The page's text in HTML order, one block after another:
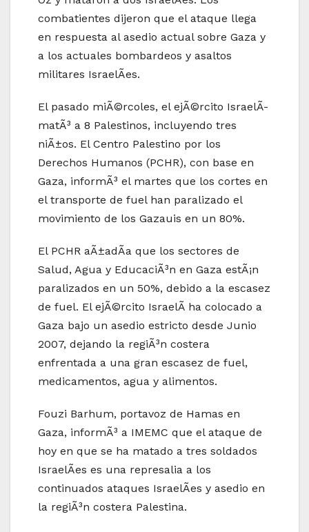
combatientes dijeron que el ataque llega
en respuesta al asedio actual sobre Gaza y
a los actuales bombardeos y asaltos
militares IsraelÃ­es.
El pasado miÃ©rcoles, el ejÃ©rcito IsraelÃ­
matÃ³ a 8 Palestinos, incluyendo tres
niÃ±os. El Centro Palestino por los
Derechos Humanos (PCHR), con base en
Gaza, informÃ³ el martes que los cortes en
el transporte de fuel han paralizado el
movimiento de los Gazauis en un 80%.
El PCHR aÃ±adÃ­a que los sectores de
Salud, Agua y EducaciÃ³n en Gaza estÃ¡n
paralizados en un 50%, debido a la escasez
de fuel. El ejÃ©rcito IsraelÃ­ ha colocado a
Gaza bajo un asedio estricto desde Junio
2007, dejando la regiÃ³n costera
enfrentada a una gran escasez de fuel,
medicamentos, agua y alimentos.
Fouzi Barhum, portavoz de Hamas en
Gaza, informÃ³ a IMEMC que el ataque de
hoy en que se ha matado a tres soldados
IsraelÃ­es es una represalia a los
continuados ataques IsraelÃ­es y asedio en
la regiÃ³n costera Palestina.